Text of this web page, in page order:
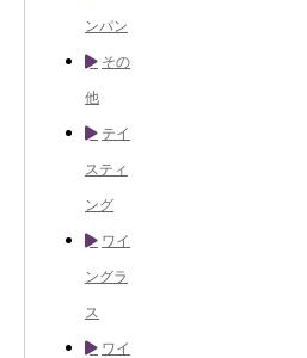
ンパン
その
他
テイ
スティ
ング
ワイ
ングラ
ス
ワイ